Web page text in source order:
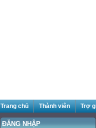
Trang chủ Thành viên Trợ
ĐĂNG NHẬP